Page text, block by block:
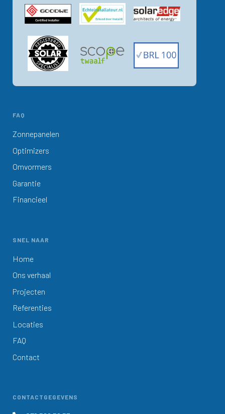
FAQ
Zonnepanelen
Optimizers
Omvormers
Garantie
Financieel
SNEL NAAR
Home
Ons verhaal
Projecten
Referenties
Locaties
FAQ
Contact
CONTACTGEGEVENS